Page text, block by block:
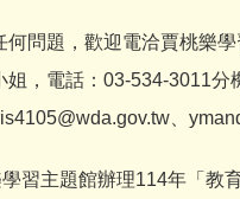
何問題，歡迎電洽賈桃樂
姐，電話：03-534-3011分
、
習主題館辦理114年「教